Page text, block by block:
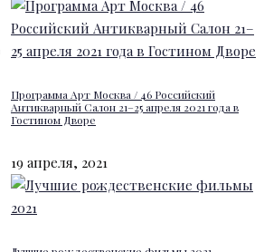
Программа Арт Москва / 46 Российский
Антикварный Салон 21–25 апреля 2021 года в
Гостином Дворе
19 апреля, 2021